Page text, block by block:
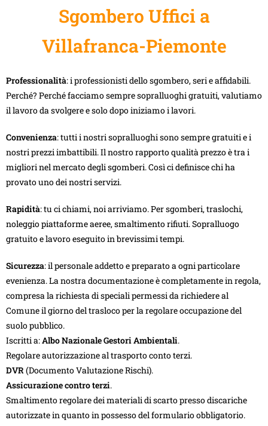
Sgombero Uffici a
Villafranca-Piemonte
Professionalità: i professionisti dello sgombero, seri e affidabili.
Perché? Perché facciamo sempre sopralluoghi gratuiti, valutiamo
il lavoro da svolgere e solo dopo iniziamo i lavori.
Convenienza: tutti i nostri sopralluoghi sono sempre gratuiti e i
nostri prezzi imbattibili. Il nostro rapporto qualità prezzo è tra i
migliori nel mercato degli sgomberi. Così ci definisce chi ha
provato uno dei nostri servizi.
Rapidità: tu ci chiami, noi arriviamo. Per sgomberi, traslochi,
noleggio piattaforme aeree, smaltimento rifiuti. Sopralluogo
gratuito e lavoro eseguito in brevissimi tempi.
Sicurezza: il personale addetto e preparato a ogni particolare
evenienza. La nostra documentazione è completamente in regola,
compresa la richiesta di speciali permessi da richiedere al
Comune il giorno del trasloco per la regolare occupazione del
suolo pubblico.
Iscritti a:Albo Nazionale Gestori Ambientali.
Regolare autorizzazione al trasporto conto terzi.
DVR (Documento Valutazione Rischi).
Assicurazione contro terzi.
Smaltimento regolare dei materiali di scarto presso discariche
autorizzate in quanto in possesso del formulario obbligatorio.